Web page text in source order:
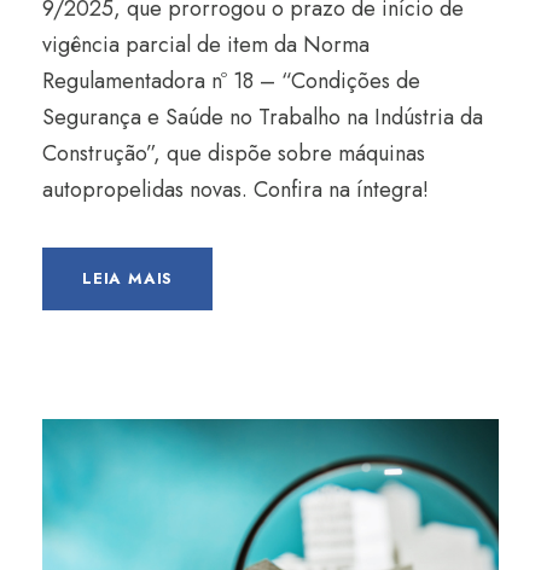
9/2025, que prorrogou o prazo de início de
vigência parcial de item da Norma
Regulamentadora nº 18 – “Condições de
Segurança e Saúde no Trabalho na Indústria da
Construção”, que dispõe sobre máquinas
autopropelidas novas. Confira na íntegra!
LEIA MAIS